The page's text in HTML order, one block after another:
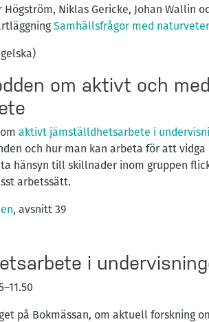
Niklas Gericke, Johan Wallin
Samhällsfrågor med
om aktivt och
aktivt jämställdhetsarbete i
och hur man kan arbeta för att vidga
hänsyn till skillnader inom gruppen
arbetssätt.
, avsnitt 39
i
på Bokmässan, om aktuell forskning